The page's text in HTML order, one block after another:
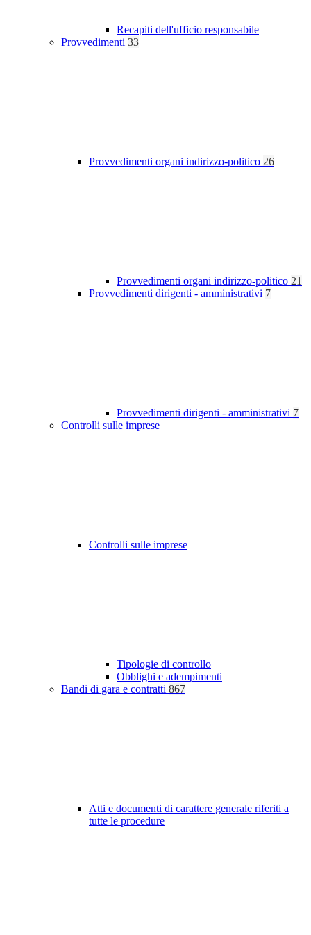
Recapiti dell'ufficio responsabile
Provvedimenti 33
Provvedimenti organi indirizzo-politico 26
Provvedimenti organi indirizzo-politico 21
Provvedimenti dirigenti - amministrativi 7
Provvedimenti dirigenti - amministrativi 7
Controlli sulle imprese
Controlli sulle imprese
Tipologie di controllo
Obblighi e adempimenti
Bandi di gara e contratti 867
Atti e documenti di carattere generale riferiti a
tutte le procedure